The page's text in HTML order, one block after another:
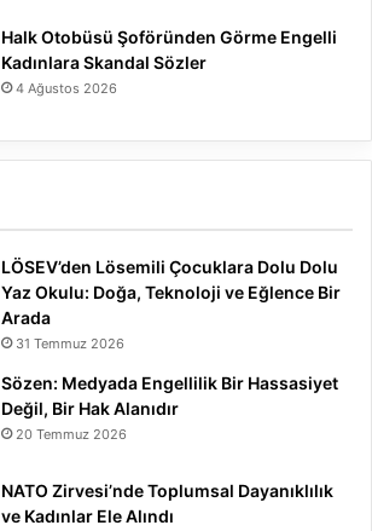
Halk Otobüsü Şoföründen Görme Engelli
Kadınlara Skandal Sözler
4 Ağustos 2026
LÖSEV’den Lösemili Çocuklara Dolu Dolu
Yaz Okulu: Doğa, Teknoloji ve Eğlence Bir
Arada
31 Temmuz 2026
Sözen: Medyada Engellilik Bir Hassasiyet
Değil, Bir Hak Alanıdır
20 Temmuz 2026
NATO Zirvesi’nde Toplumsal Dayanıklılık
ve Kadınlar Ele Alındı